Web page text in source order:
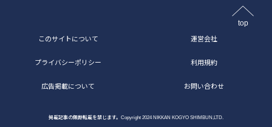
top
このサイトについて 運営会社
プライバシーポリシー 利用規約
広告掲載について お問い合わせ
掲載記事の無断転載を禁じます。Copyright 2024 NIKKAN KOGYO SHIMBUN,LTD.